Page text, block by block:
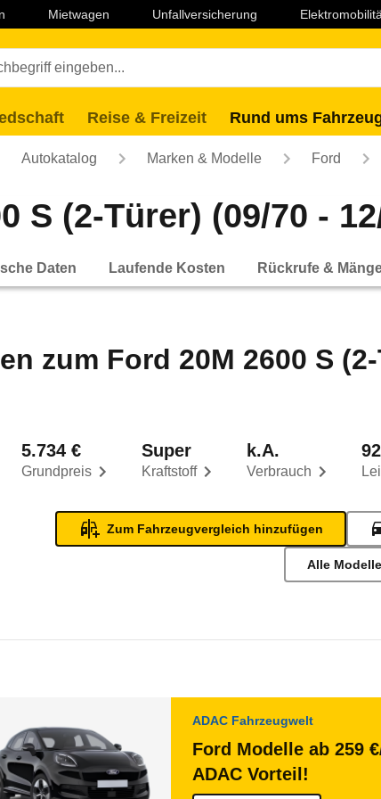
Mietwagen Unfallversicherung
Reise & Freizeit Rund ums
Autokatalog Marken & Modelle Ford
S (2-Türer) (09/70 -
Daten Laufende Kosten Rückrufe &
zum Ford 20M 2600 S
Grundpreis
5.734 €
Kraftstoff
Super
Verbrauch
k.A.
Zum Fahrzeugvergleich hinzufügen
Alle Modelle
ADAC Fahrzeugwelt
Ford Modelle ab 259
ADAC Vorteil!